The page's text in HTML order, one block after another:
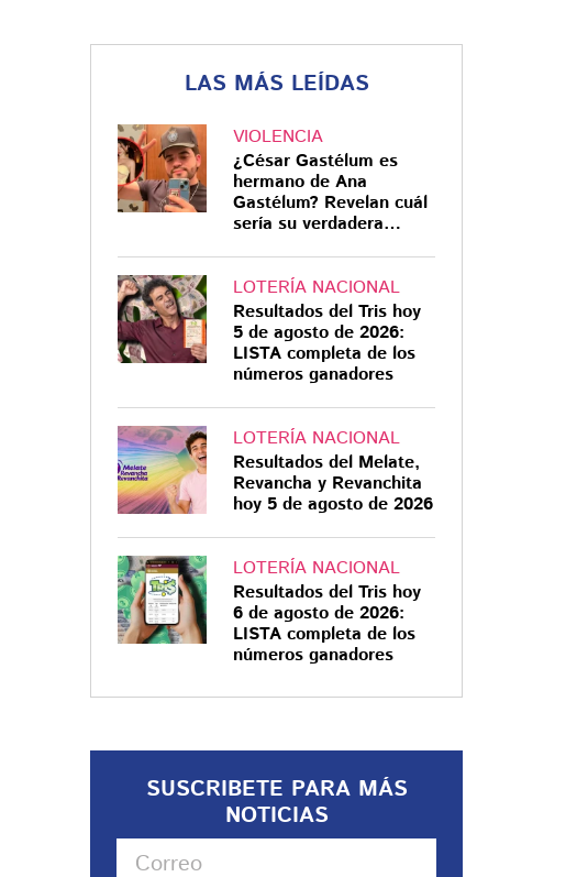
LAS MÁS LEÍDAS
VIOLENCIA
¿César Gastélum es
hermano de Ana
Gastélum? Revelan cuál
sería su verdadera
LOTERÍA NACIONAL
Resultados del Tris hoy
5 de agosto de 2026:
LISTA completa de los
números ganadores
LOTERÍA NACIONAL
Resultados del Melate,
Revancha y Revanchita
hoy 5 de agosto de 2026
LOTERÍA NACIONAL
Resultados del Tris hoy
6 de agosto de 2026:
LISTA completa de los
números ganadores
SUSCRIBETE PARA MÁS
NOTICIAS